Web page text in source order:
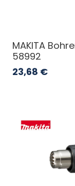
MAKITA
58992
23,68 €